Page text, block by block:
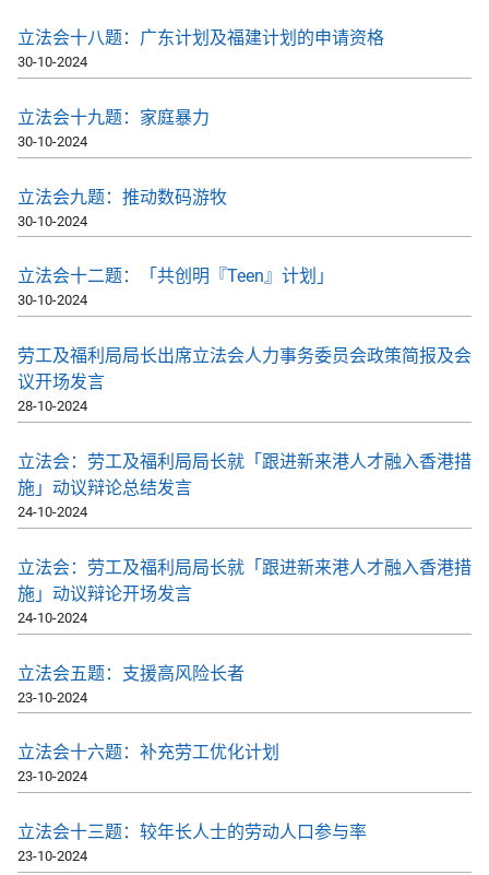
立法会十八题：广东计划及福建计划的申请资格
30-10-2024
立法会十九题：家庭暴力
30-10-2024
立法会九题：推动数码游牧
30-10-2024
立法会十二题：「共创明『Teen』计划」
30-10-2024
劳工及福利局局长出席立法会人力事务委员会政策简报及会
议开场发言
28-10-2024
立法会：劳工及福利局局长就「跟进新来港人才融入香港措
施」动议辩论总结发言
24-10-2024
立法会：劳工及福利局局长就「跟进新来港人才融入香港措
施」动议辩论开场发言
24-10-2024
立法会五题：支援高风险长者
23-10-2024
立法会十六题：补充劳工优化计划
23-10-2024
立法会十三题：较年长人士的劳动人口参与率
23-10-2024